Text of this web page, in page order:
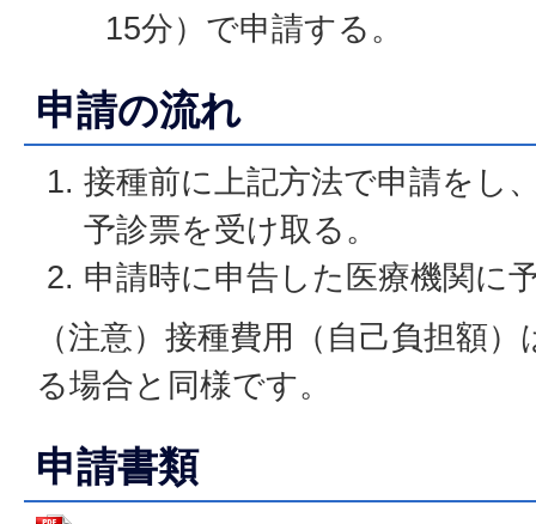
15分）で申請する。
申請の流れ
接種前に上記方法で申請をし
予診票を受け取る。
申請時に申告した医療機関に
（注意）接種費用（自己負担額
る場合と同様です。
申請書類